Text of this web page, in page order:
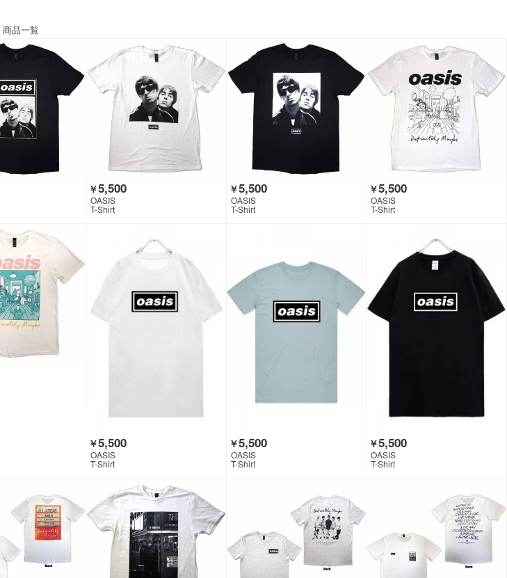
商品一覧
￥5,500
OASIS
T-Shirt
￥5,500
OASIS
T-Shirt
￥5,500
OASIS
T-Shirt
￥5,500
OASIS
T-Shirt
￥5,500
OASIS
T-Shirt
￥5,500
OASIS
T-Shirt